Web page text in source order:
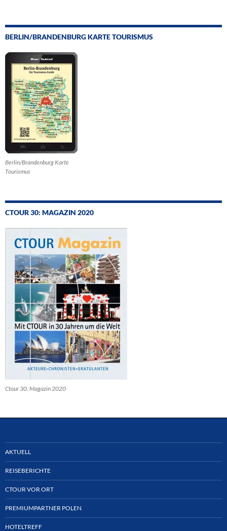
BERLIN/BRANDENBURG KARTE TOURISMUS
Berlin/Brandenburg Karte
Tourismus
CTOUR 30: MAGAZIN 2020
Ctour 30: Magazin 2020
AKTUELL
REISEBERICHTE
CTOUR VOR ORT
PREMIUMPARTNER POLEN
HOTELTREFF